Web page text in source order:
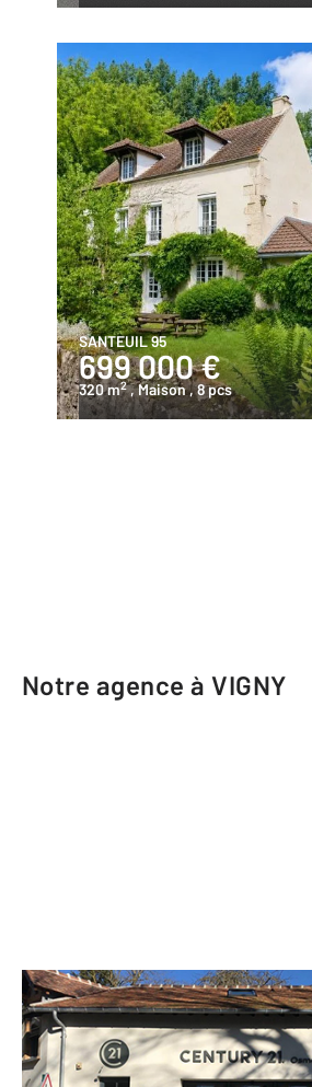
SANTEUIL 95
699 000 €
320 m2 , Maison, 8 pcs
Notre agence à VIGNY
CENTURY 21
26 rue
VIGNY -